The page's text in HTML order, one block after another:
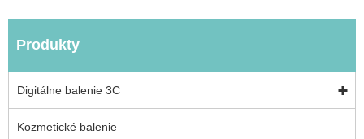
Produkty
Digitálne balenie 3C
Kozmetické balenie